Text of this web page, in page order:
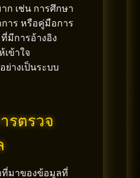
ก เช่น การศึกษา
การ หรือคู่มือการ
มีการอ้างอิง
เข้าใจ
ย่างเป็นระบบ
รตรวจ
มาของข้อมูลที่